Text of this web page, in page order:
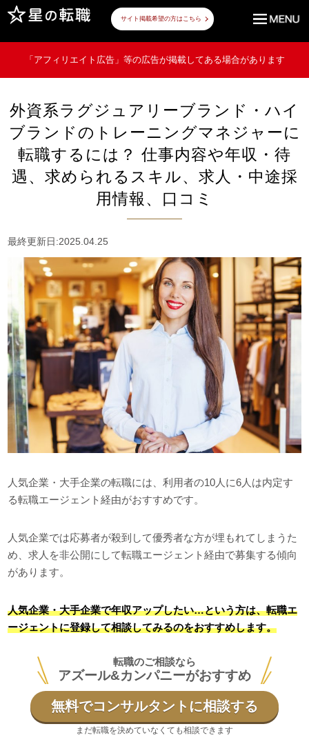
サイト掲載希望の方はこちら
「アフィリエイト広告」等の広告が掲載してある場合があります
外資系ラグジュアリーブランド・ハイ
ブランドのトレーニングマネジャーに
転職するには？ 仕事内容や年収・待
遇、求められるスキル、求人・中途採
用情報、口コミ
最終更新日:2025.04.25
人気企業・大手企業の転職には、利用者の10人に6人は内定す
る転職エージェント経由がおすすめです。
人気企業では応募者が殺到して優秀者な方が埋もれてしまうた
め、求人を非公開にして転職エージェント経由で募集する傾向
があります。
人気企業・大手企業で年収アップしたい…という方は、転職エ
ージェントに登録して相談してみるのをおすすめします。
転職のご相談なら
アズール&カンパニーがおすすめ
無料でコンサルタントに相談する
まだ転職を決めていなくても相談できます